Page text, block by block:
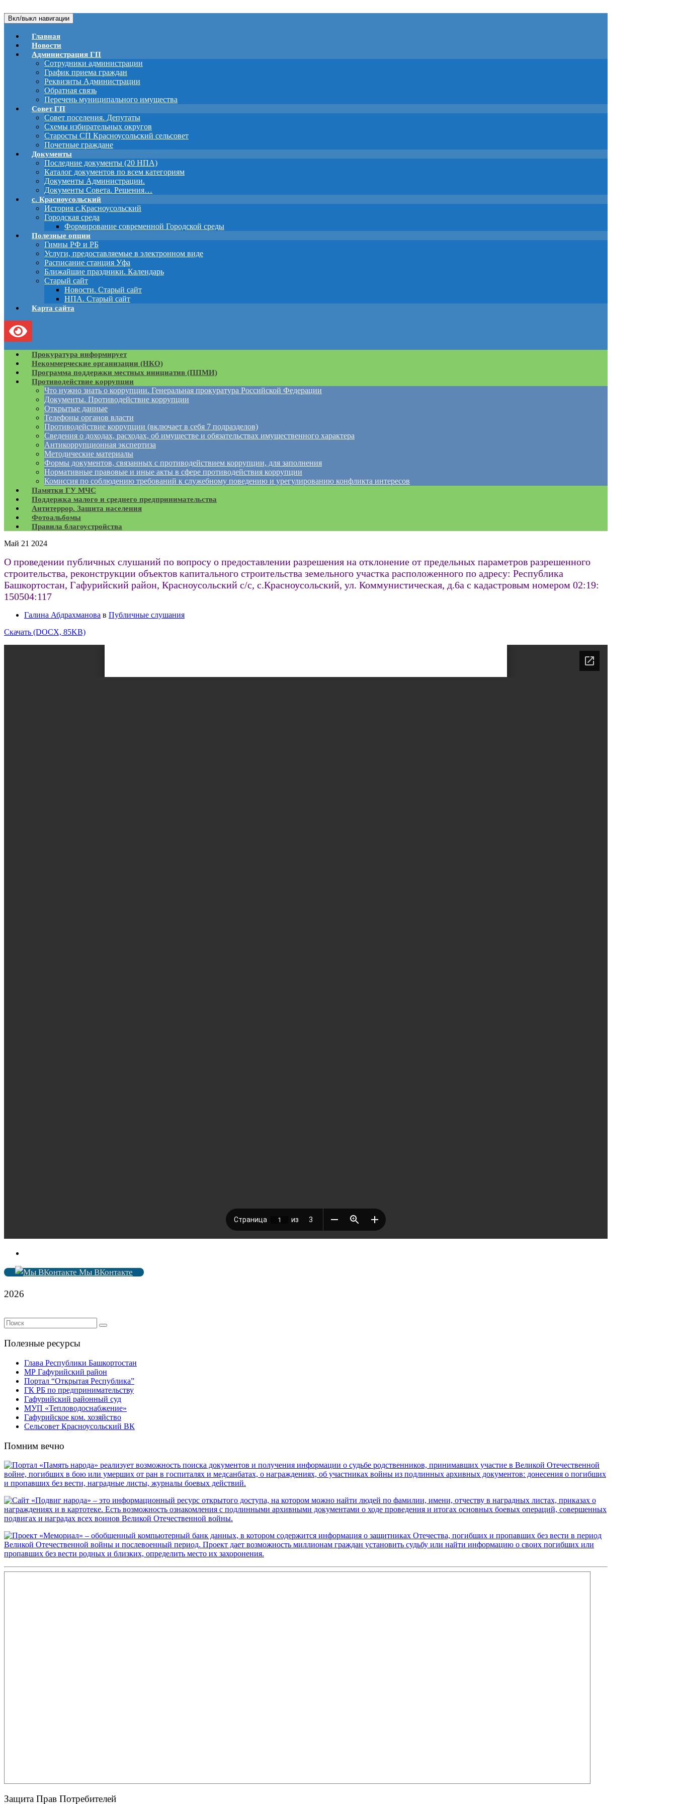
Вкл/выкл навигации
Главная
Новости
Администрация ГП
Сотрудники администрации
График приема граждан
Реквизиты Администрации
Обратная связь
Перечень муниципального имущества
Совет ГП
Совет поселения. Депутаты
Схемы избирательных округов
Старосты СП Красноусольский сельсовет
Почетные граждане
Документы
Последние документы (20 НПА)
Каталог документов по всем категориям
Документы Администрации.
Документы Совета. Решения…
с. Красноусольский
История с.Красноусольский
Городская среда
Формирование современной Городской среды
Полезные опции
Гимны РФ и РБ
Услуги, предоставляемые в электронном виде
Расписание станция Уфа
Ближайшие праздники. Календарь
Старый сайт
Новости. Старый сайт
НПА. Старый сайт
Карта сайта
Прокуратура информирует
Некоммерческие организации (НКО)
Программа поддержки местных инициатив (ППМИ)
Противодействие коррупции
Что нужно знать о коррупции. Генеральная прокуратура Российской Федерации
Документы. Противодействие коррупции
Открытые данные
Телефоны органов власти
Противодействие коррупции (включает в себя 7 подразделов)
Сведения о доходах, расходах, об имуществе и обязательствах имущественного характера
Антикоррупционная экспертиза
Методические материалы
Формы документов, связанных с противодействием коррупции, для заполнения
Нормативные правовые и иные акты в сфере противодействия коррупции
Комиссия по соблюдению требований к служебному поведению и урегулированию конфликта интересов
Памятки ГУ МЧС
Поддержка малого и среднего предпринимательства
Антитеррор. Защита населения
Фотоальбомы
Правила благоустройства
Май 21 2024
О проведении публичных слушаний по вопросу о предоставлении разрешения на отклонение от предельных параметров разрешенного
строительства, реконструкции объектов капитального строительства земельного участка расположенного по адресу: Республика
Башкортостан, Гафурийский район, Красноусольский с/с, с.Красноусольский, ул. Коммунистическая, д.6а с кадастровым номером 02:19:
150504:117
Галина Абдрахманова в Публичные слушания
Скачать (DOCX, 85KB)
Мы ВКонтакте
2026
Полезные ресурсы
Глава Республики Башкортостан
МР Гафурийский район
Портал “Открытая Республика”
ГК РБ по предпринимательству
Гафурийский районный суд
МУП «Тепловодоснабжение»
Гафурийское ком. хозяйство
Сельсовет Красноусольский ВК
Помним вечно
Защита Прав Потребителей